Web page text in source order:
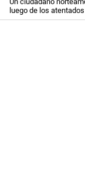
luego de los